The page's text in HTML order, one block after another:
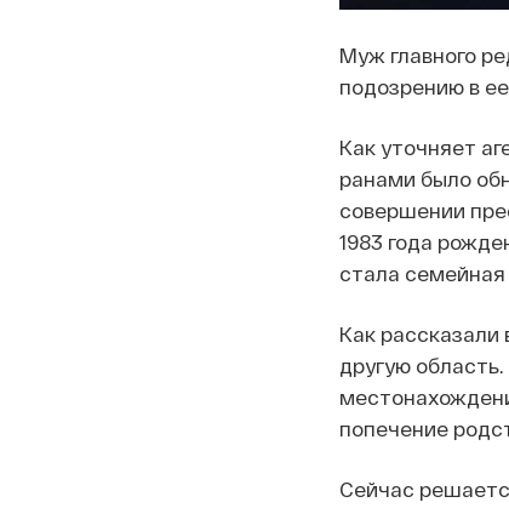
Муж главного
подозрению в
Как уточняет
ранами было
совершении
1983 года
стала семейная
Как
другую
попечение
Сейчас